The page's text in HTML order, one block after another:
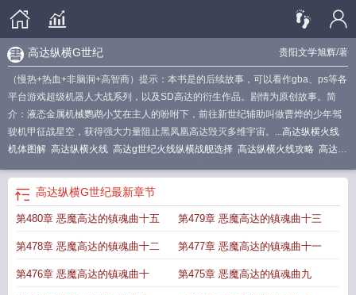
贵阳文学旭辉/著
高达纵横G世纪
（慢热+热血+非脑洞+高智商）提示：本书是的后续故事，可以看作gba、ps等各
平台游戏超级机器人大战系列，以及SD高达的衍生作品。剧情为原创故事。简
介：液态金属机械鹦鹉小艾在主人的吩咐下，前往新世纪辅助叫做曹烨的少年驾
驶机甲征战星空，获得强大力量阻止黑凤凰高达毁灭多维宇宙。...高达纵横火线
机体图解 高达纵横火线 高达g世纪火线纵横战舰选择 高达纵横火线攻略 高达g
世纪纵横火线攻略
高达g世纪火线纵横加点
高达G世纪 火线纵横
世纪火线纵横白金版高达g世纪纵横火线高达g世纪火线纵横零件用高达纵横异
达G世纪火线纵横SD高达G世纪火线纵横安卓 SD高达G世纪火线纵横攻略
g世纪火线纵横 开发sd的高达纵横 SD高达G世纪火线纵横隐藏机体高达g世纪
高达纵横G世纪最新章节
第480章 恶魔高达的镇魂曲十五 第479章 恶魔高达的镇魂曲十三
第478章 恶魔高达的镇魂曲十二 第477章 恶魔高达的镇魂曲十一
第476章 恶魔高达的镇魂曲十 第475章 恶魔高达的镇魂曲九